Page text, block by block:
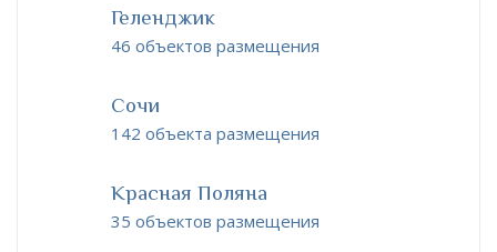
Геленджик
46 объектов размещения
Сочи
142 объекта размещения
Красная Поляна
35 объектов размещения